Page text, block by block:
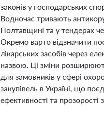
законів у господарських
Водночас тривають
Полтавщині та у тендерах
Окремо варто відзначити
лікарських засобів через
назвою. Ці зміни
для замовників у сфері
закупівель в Україні, що
ефективності та прозорості